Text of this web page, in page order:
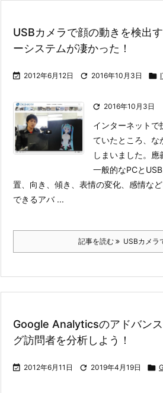
USBカメラで顔の動きを検出
ーシステムが凄かった！
 2012年6月12日  2016年10月3日 
 2016年10月3日
インターネットで
ていたところ、な
しまいました。
應
一般的なPCと
置、向き、傾き、表情の変化、感情な
できるアバ ...
記事を読む USBカメラ
Google Analyticsのアドバン
グ訪問者を分析しよう！
 2012年6月11日  2019年4月19日 